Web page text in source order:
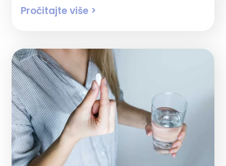
Pročitajte više >